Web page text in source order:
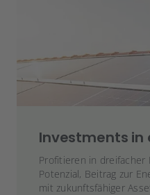
Investments in
Profitieren in
Potenzial, Beitrag zur
mit zukunftsfähiger